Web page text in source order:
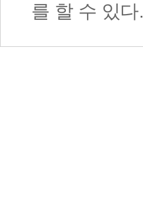
를 할 수 있다.